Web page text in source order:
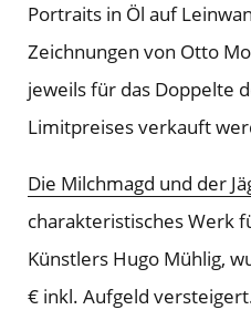
Portraits in Öl auf
Zeichnungen von Otto
jeweils für das Doppelte
Limitpreises verkauft
Die Milchmagd und der
charakteristisches Werk
Künstlers Hugo Mühlig,
€ inkl. Aufgeld